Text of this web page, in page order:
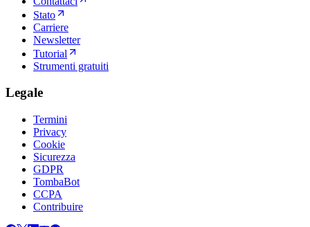
Stato
Carriere
Newsletter
Tutorial
Strumenti gratuiti
Legale
Termini
Privacy
Cookie
Sicurezza
GDPR
TombaBot
CCPA
Contribuire